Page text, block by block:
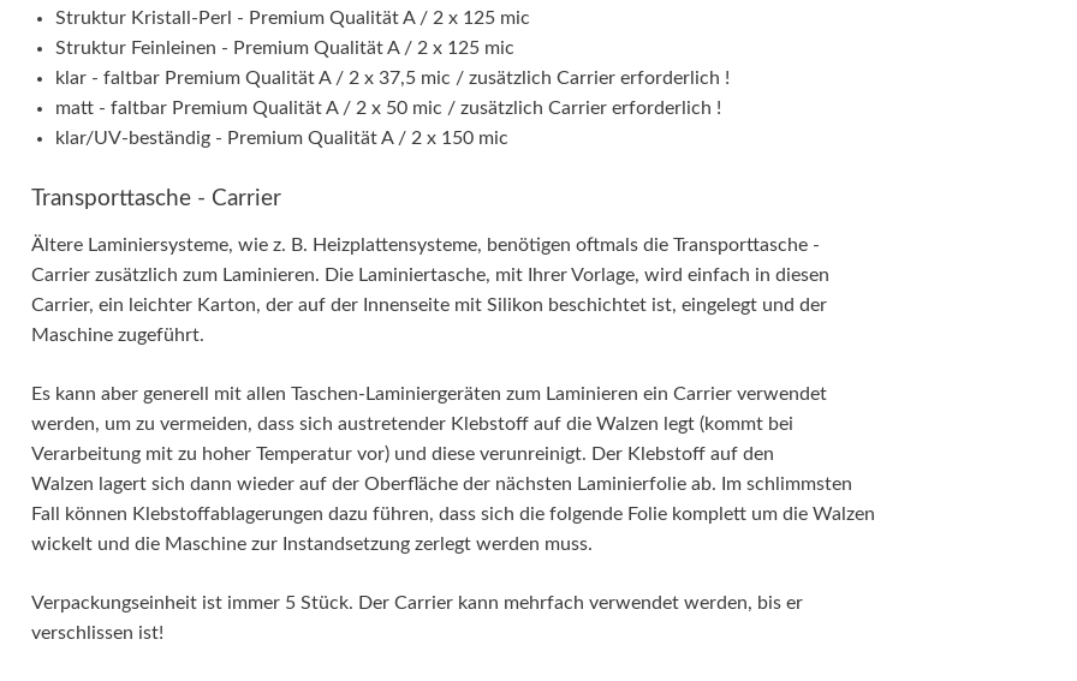
Struktur Kristall-Perl - Premium Qualität A / 2 x 125 mic
Struktur Feinleinen - Premium Qualität A / 2 x 125 mic
klar - faltbar Premium Qualität A / 2 x 37,5 mic / zusätzlich Carrier erforderlich !
matt - faltbar Premium Qualität A / 2 x 50 mic / zusätzlich Carrier erforderlich !
klar/UV-beständig - Premium Qualität A / 2 x 150 mic
Transporttasche - Carrier
Ältere Laminiersysteme, wie z. B. Heizplattensysteme, benötigen oftmals die Transporttasche -
Carrier zusätzlich zum Laminieren. Die Laminiertasche, mit Ihrer Vorlage, wird einfach in diesen
Carrier, ein leichter Karton, der auf der Innenseite mit Silikon beschichtet ist, eingelegt und der
Maschine zugeführt.
Es kann aber generell mit allen Taschen-Laminiergeräten zum Laminieren ein Carrier verwendet
werden, um zu vermeiden, dass sich austretender Klebstoff auf die Walzen legt (kommt bei
Verarbeitung mit zu hoher Temperatur vor) und diese verunreinigt. Der Klebstoff auf den
Walzen lagert sich dann wieder auf der Oberfläche der nächsten Laminierfolie ab. Im schlimmsten
Fall können Klebstoffablagerungen dazu führen, dass sich die folgende Folie komplett um die Walzen
wickelt und die Maschine zur Instandsetzung zerlegt werden muss.
Verpackungseinheit ist immer 5 Stück. Der Carrier kann mehrfach verwendet werden, bis er
verschlissen ist!